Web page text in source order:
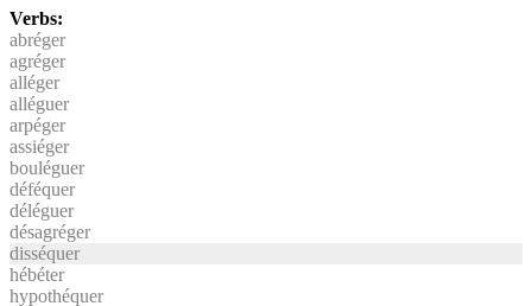
Verbs:
abréger
agréger
alléger
alléguer
arpéger
assiéger
bouléguer
déféquer
déléguer
désagréger
disséquer
hébéter
hypothéquer